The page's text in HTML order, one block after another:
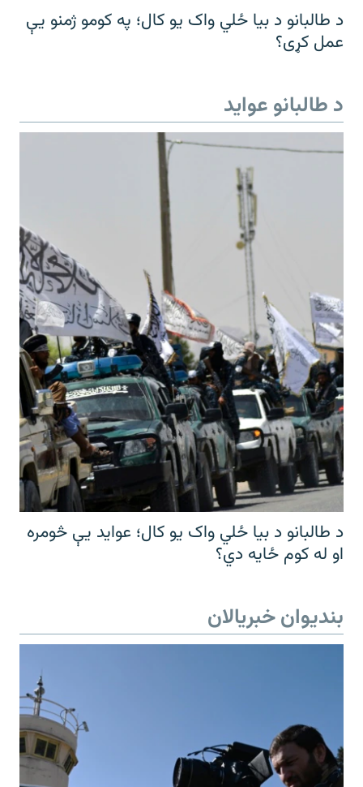
د طالبانو د بیا ځلي واک یو کال؛ په کومو ژمنو یې
عمل کړی؟
د طالبانو عواید
د طالبانو د بیا ځلي واک یو کال؛ عواید یې څومره
او له کوم ځایه دي؟
بندیوان خبریالان